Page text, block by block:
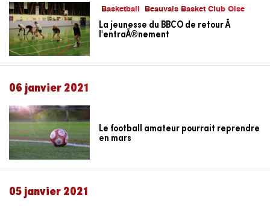
Basketball Beauvais Basket Club Oise
La jeunesse du BBCO de retour Ã
l'entraÃ®nement
06 janvier 2021
Le football amateur pourrait reprendre
en mars
05 janvier 2021